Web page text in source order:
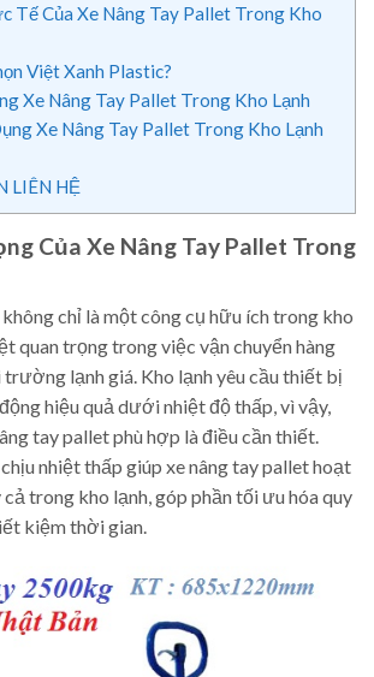
Tế Của Xe Nâng Tay Pallet Trong Kho
Việt Xanh Plastic?
Xe Nâng Tay Pallet Trong Kho Lạnh
Xe Nâng Tay Pallet Trong Kho Lạnh
LIÊN HỆ
Của Xe Nâng Tay Pallet Trong
chỉ là một công cụ hữu ích trong kho
quan trọng trong việc vận chuyển hàng
lạnh giá. Kho lạnh yêu cầu thiết bị
hiệu quả dưới nhiệt độ thấp, vì vậy,
tay pallet phù hợp là điều cần thiết.
nhiệt thấp giúp xe nâng tay pallet hoạt
cả trong kho lạnh, góp phần tối ưu hóa quy
kiệm thời gian.